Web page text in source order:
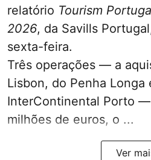
relatório Tourism
2026, da Savills
sexta-feira.
Três operações — a
Lisbon, do Penha Longa
InterContinental Porto
milhões de euros, o ...
Ver